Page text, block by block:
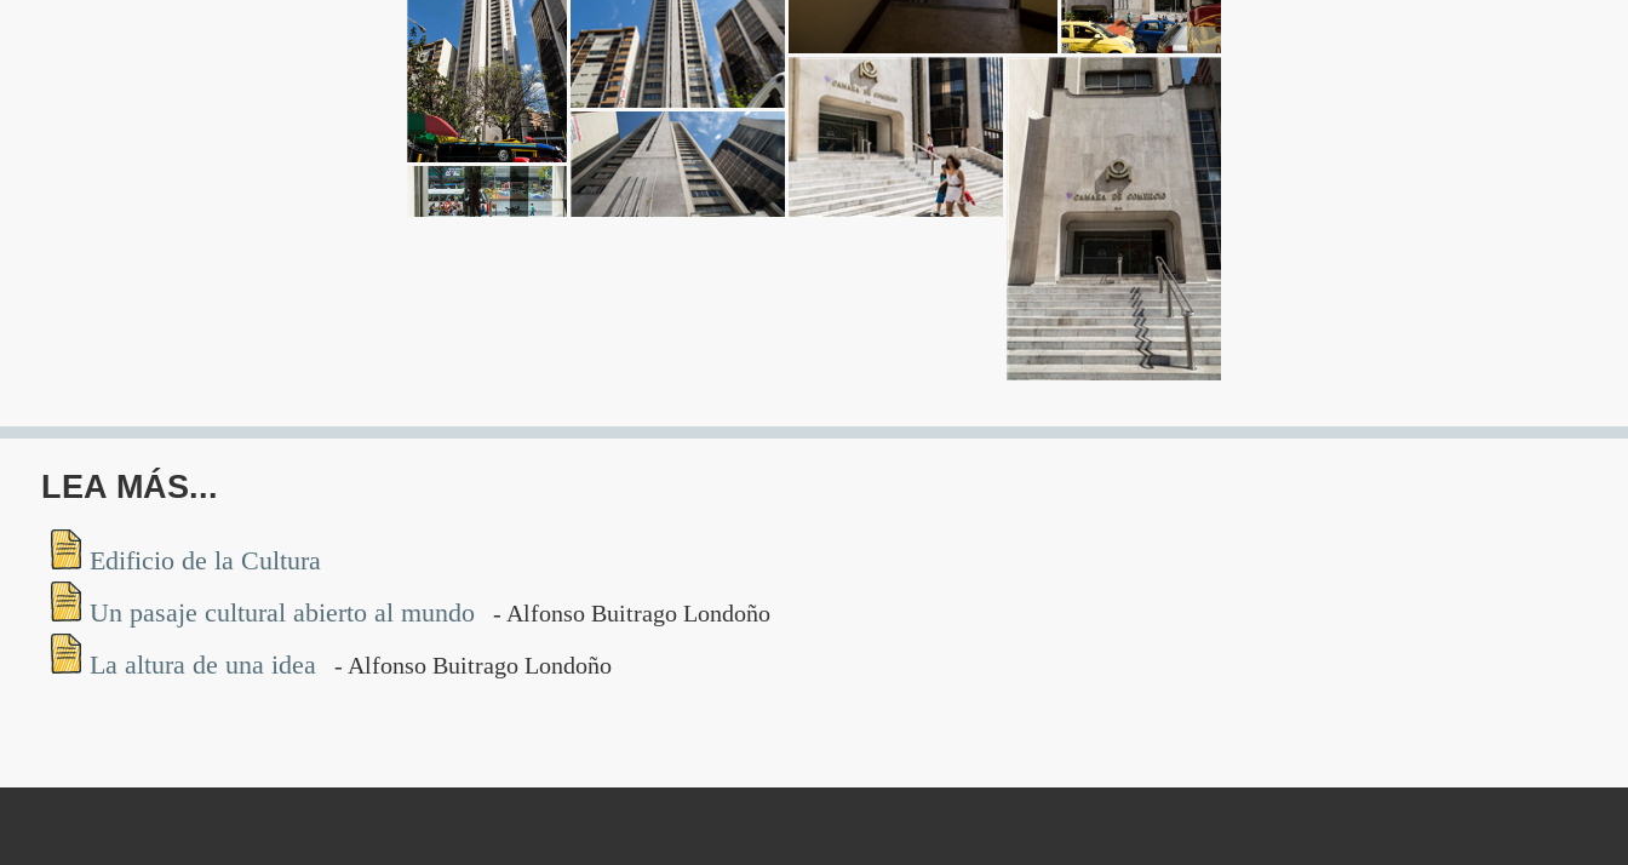
LEA MÁS...
Edificio de la Cultura
Un pasaje cultural abierto al mundo
- Alfonso Buitrago Londoño
La altura de una idea - Alfonso Buitrago Londoño